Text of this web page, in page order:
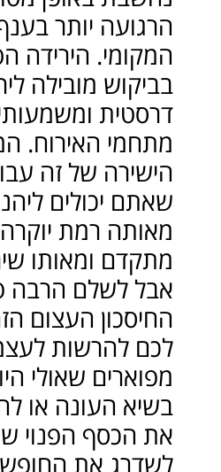
הרגועה יותר
המקומי. הירידה
בביקוש מובילה
דרסטית
מתחמי האירוח.
הישירה של זה
שאתם יכולים
מאותה רמת
מתקדם ומאותו
אבל לשלם הרבה
החיסכון העצום
לכם להרשות
מפוארים שאולי
בשיא העונה או
את הכסף הפנוי
לשדרג את